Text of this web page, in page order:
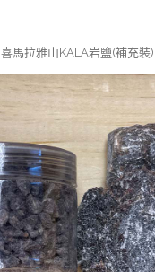
喜馬拉雅山KALA岩鹽(補充裝)